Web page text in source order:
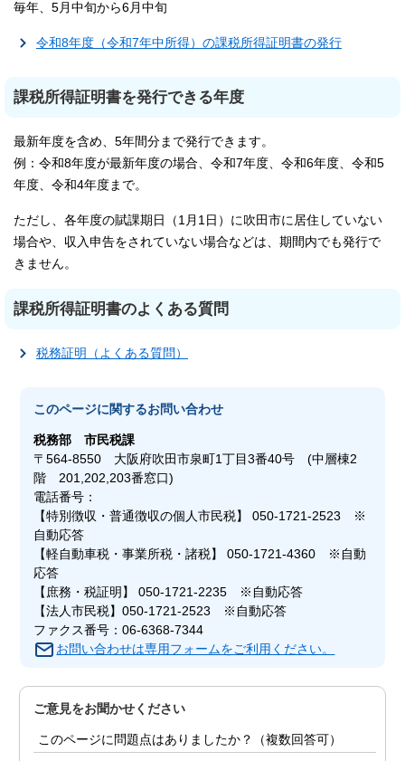
毎年、5月中旬から6月中旬
令和8年度（令和7年中所得）の課税所得証明書の発行
課税所得証明書を発行できる年度
最新年度を含め、5年間分まで発行できます。
例：令和8年度が最新年度の場合、令和7年度、令和6年度、令和5
年度、令和4年度まで。
ただし、各年度の賦課期日（1月1日）に吹田市に居住していない
場合や、収入申告をされていない場合などは、期間内でも発行で
きません。
課税所得証明書のよくある質問
税務証明（よくある質問）
このページに関するお問い合わせ
税務部市民税課
〒564-8550 大阪府吹田市泉町1丁目3番40号 (中層棟2
階 201,202,203番窓口)
電話番号：
【特別徴収・普通徴収の個人市民税】 050-1721-2523 ※
自動応答
【軽自動車税・事業所税・諸税】 050-1721-4360 ※自動
応答
【庶務・税証明】 050-1721-2235 ※自動応答
【法人市民税】050-1721-2523 ※自動応答
ファクス番号：06-6368-7344
お問い合わせは専用フォームをご利用ください。
ご意見をお聞かせください
このページに問題点はありましたか？（複数回答可）